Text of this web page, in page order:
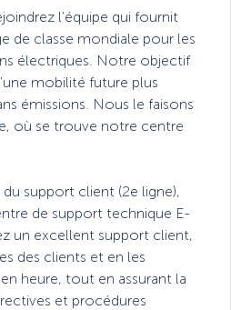
l'équipe qui fournit
de classe mondiale pour les
électriques. Notre objectif
mobilité future plus
émissions. Nous le faisons
où se trouve notre centre
support client (2e ligne),
de support technique E-
un excellent support client,
des clients et en les
heure, tout en assurant la
et procédures